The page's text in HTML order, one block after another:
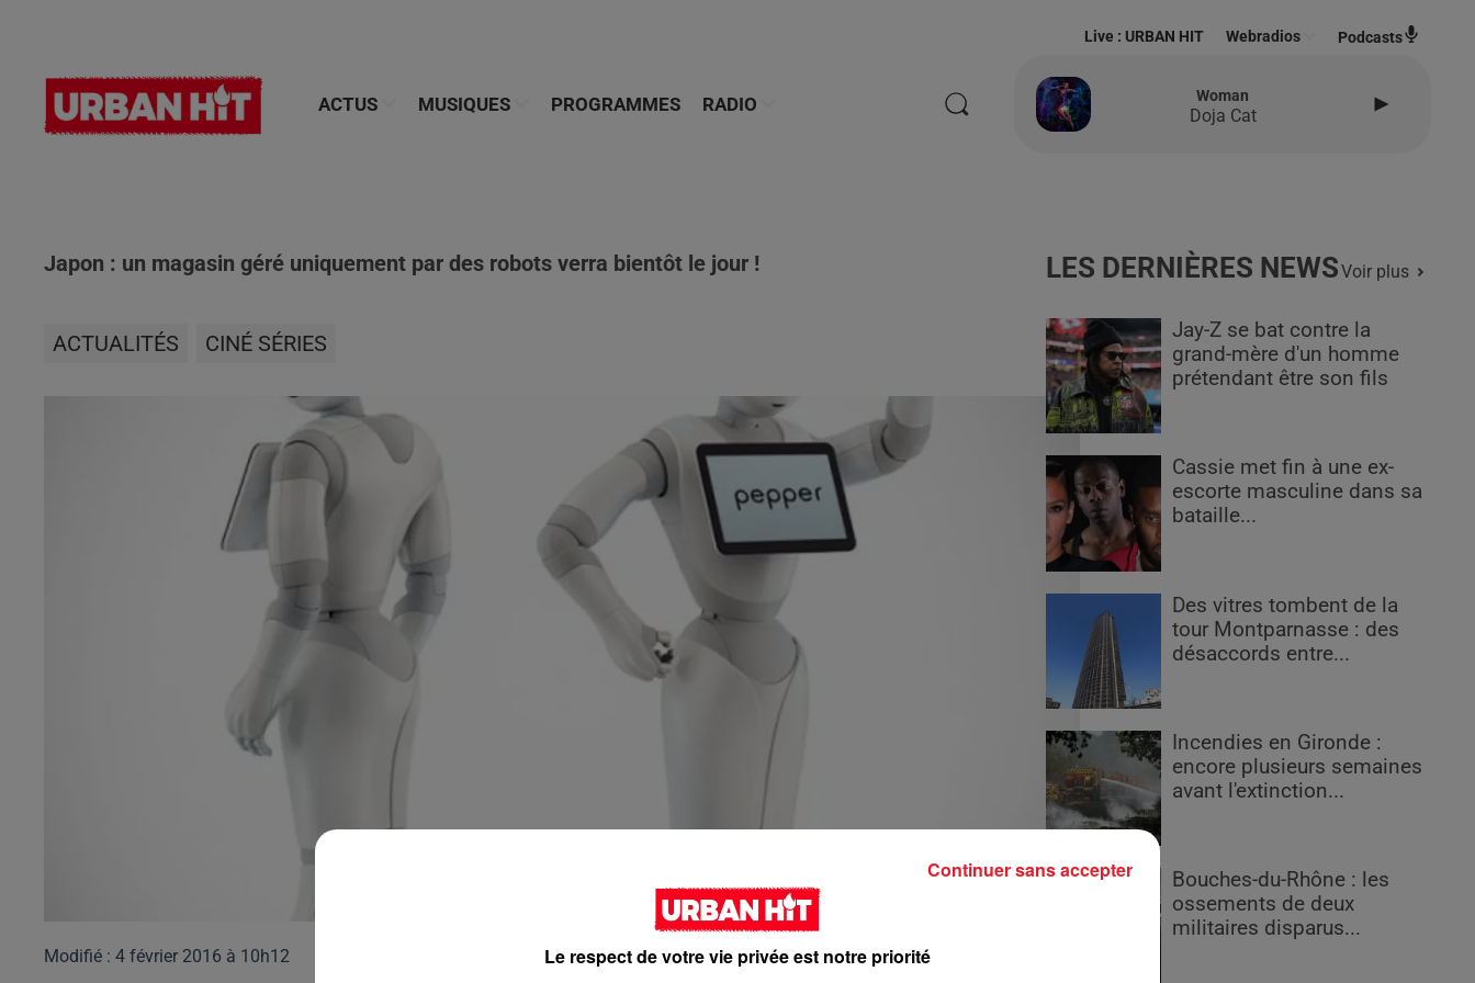
ACTUS MUSIQUES PROGRAMMES RADIO
Live : URBAN HIT Webradios Podcasts
Woman
Doja Cat
Japon : un magasin géré uniquement par des robots verra bientôt le jour !
ACTUALITÉS CINÉ SÉRIES
Modifié : 4 février 2016 à 10h12
LES DERNIÈRES NEWSVoir plus
Jay-Z se bat contre la
grand-mère d'un homme
prétendant être son fils
Cassie met fin à une ex-
escorte masculine dans sa
bataille...
Des vitres tombent de la
tour Montparnasse : des
désaccords entre...
Incendies en Gironde :
encore plusieurs semaines
avant l'extinction...
Bouches-du-Rhône : les
ossements de deux
militaires disparus...
Le respect de votre vie privée est notre priorité
Continuer sans accepter